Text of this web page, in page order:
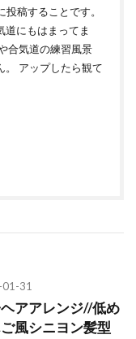
稿することです。
道にもはまってま
合気道の練習風景
。 アップしたら観て
31
アアレンジ//低め
風シニヨン髪型